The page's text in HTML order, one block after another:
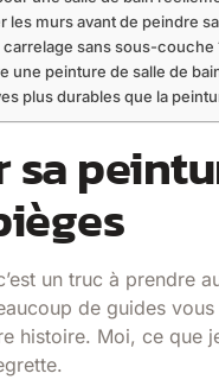
murs avant de peindre
sans sous-couche
une peinture de salle de
plus durables que la
un truc à prendre
de guides
histoire. Moi, ce